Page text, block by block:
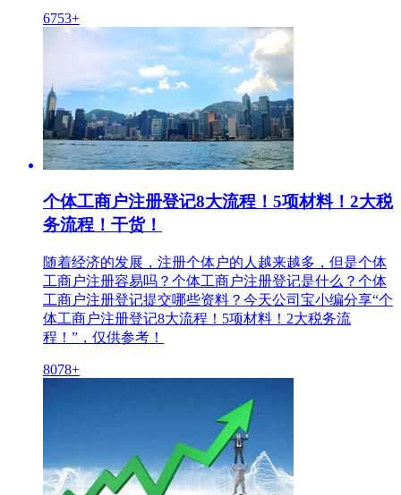
6753+
个体工商户注册登记8大流程！5项材料！2大税
务流程！干货！
随着经济的发展，注册个体户的人越来越多，但是个体
工商户注册容易吗？个体工商户注册登记是什么？个体
工商户注册登记提交哪些资料？今天公司宝小编分享“个
体工商户注册登记8大流程！5项材料！2大税务流
程！”，仅供参考！
8078+